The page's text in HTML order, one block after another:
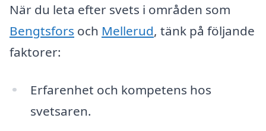
När du leta efter svets i områden som
Bengtsfors och Mellerud, tänk på följande
faktorer:
Erfarenhet och kompetens hos
svetsaren.